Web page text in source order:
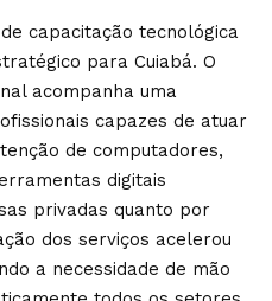
capacitação tecnológica
para Cuiabá. O
acompanha uma
capazes de atuar
de computadores,
digitais
privadas quanto por
dos serviços acelerou
a necessidade de mão